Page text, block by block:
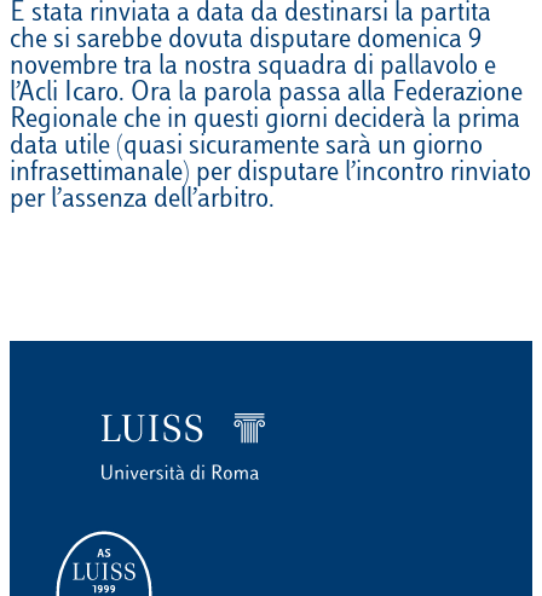
È stata rinviata a data da destinarsi la partita
che si sarebbe dovuta disputare domenica 9
novembre tra la nostra squadra di pallavolo e
l’Acli Icaro. Ora la parola passa alla Federazione
Regionale che in questi giorni deciderà la prima
data utile (quasi sicuramente sarà un giorno
infrasettimanale) per disputare l’incontro rinviato
per l’assenza dell’arbitro.